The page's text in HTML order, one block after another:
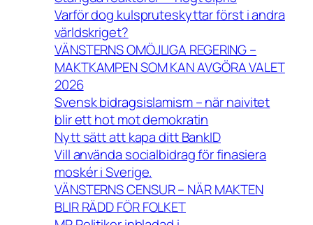
Varför dog kulspruteskyttar först i andra
världskriget?
VÄNSTERNS OMÖJLIGA REGERING –
MAKTKAMPEN SOM KAN AVGÖRA VALET
2026
Svensk bidragsislamism – när naivitet
blir ett hot mot demokratin
Nytt sätt att kapa ditt BankID
Vill använda socialbidrag för finasiera
moskér i Sverige.
VÄNSTERNS CENSUR – NÄR MAKTEN
BLIR RÄDD FÖR FOLKET